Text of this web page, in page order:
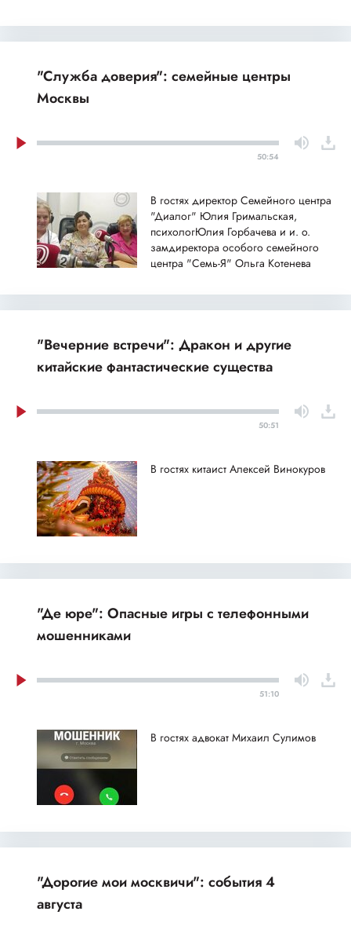
"Служба доверия": семейные центры
Москвы
50:54
В гостях директор Семейного центра
"Диалог" Юлия Гримальская,
психологЮлия Горбачева и и. о.
замдиректора особого семейного
центра "Семь-Я" Ольга Котенева
"Вечерние встречи": Дракон и другие
китайские фантастические существа
50:51
В гостях китаист Алексей Винокуров
"Де юре": Опасные игры с телефонными
мошенниками
51:10
В гостях адвокат Михаил Сулимов
"Дорогие мои москвичи": события 4
августа